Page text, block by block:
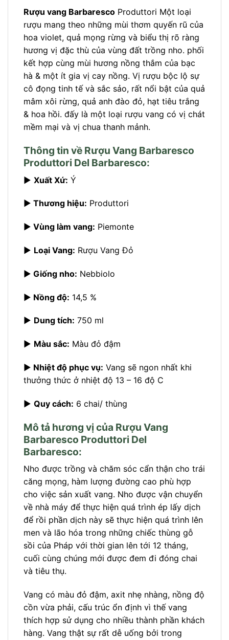
Rượu vang Barbaresco Produttori Một loại
rượu mang theo những mùi thơm quyến rũ của
hoa violet, quả mọng rừng và biểu thị rõ ràng
hương vị đặc thù của vùng đất trồng nho. phối
kết hợp cùng mùi hương nồng thắm của bạc
hà & một ít gia vị cay nồng. Vị rượu bộc lộ sự
cô đọng tinh tế và sắc sảo, rất nổi bật của quả
mâm xôi rừng, quả anh đào đỏ, hạt tiêu trắng
& hoa hồi. đấy là một loại rượu vang có vị chát
mềm mại và vị chua thanh mảnh.
Thông tin về Rượu Vang Barbaresco
Produttori Del Barbaresco:
► Xuất Xứ: Ý
► Thương hiệu: Produttori
► Vùng làm vang: Piemonte
► Loại Vang: Rượu Vang Đỏ
► Giống nho: Nebbiolo
► Nồng độ: 14,5 %
► Dung tích: 750 ml
► Màu sắc: Màu đỏ đậm
► Nhiệt độ phục vụ: Vang sẽ ngon nhất khi
thưởng thức ở nhiệt độ 13 – 16 độ C
► Quy cách: 6 chai/ thùng
Mô tả hương vị của Rượu Vang
Barbaresco Produttori Del
Barbaresco:
Nho được trồng và chăm sóc cẩn thận cho trái
căng mọng, hàm lượng đường cao phù hợp
cho việc sản xuất vang. Nho được vận chuyển
về nhà máy để thực hiện quá trình ép lấy dịch
để rồi phần dịch này sẽ thực hiện quá trình lên
men và lão hóa trong những chiếc thùng gỗ
sồi của Pháp với thời gian lên tới 12 tháng,
cuối cùng chúng mới được đem đi đóng chai
và tiêu thụ.
Vang có màu đỏ đậm, axit nhẹ nhàng, nồng độ
cồn vừa phải, cấu trúc ổn định vì thế vang
thích hợp sử dụng cho nhiều thành phần khách
hàng. Vang thật sự rất dễ uống bởi trong